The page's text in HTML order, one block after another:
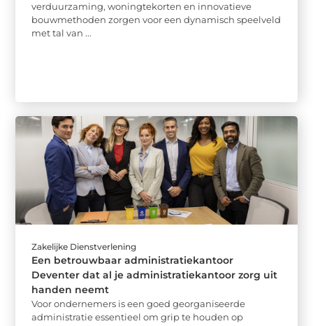
verduurzaming, woningtekorten en innovatieve
bouwmethoden zorgen voor een dynamisch speelveld
met tal van ...
Zakelijke Dienstverlening
Een betrouwbaar administratiekantoor
Deventer dat al je administratiekantoor zorg uit
handen neemt
Voor ondernemers is een goed georganiseerde
administratie essentieel om grip te houden op